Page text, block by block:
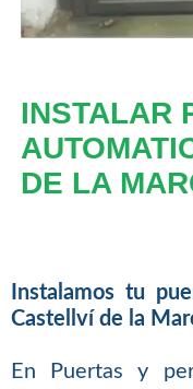
INSTALAR
DE LA
Instalamos tu
Castellví de la
En Puertas y